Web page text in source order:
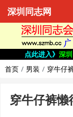
深圳同志网
点此进入》 深
首页
男装 穿牛仔
穿牛仔裤懒